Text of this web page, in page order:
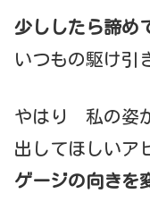
少ししたら諦め
いつもの駆け引
やはり 私の姿
出してほしいア
ゲージの向きを